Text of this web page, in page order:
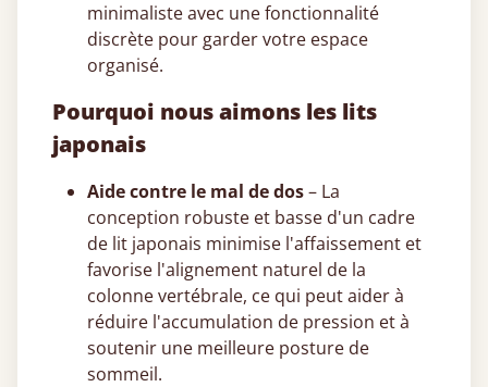
minimaliste avec une fonctionnalité
discrète pour garder votre espace
organisé.
Pourquoi nous aimons les lits
japonais
Aide contre le mal de dos– La
conception robuste et basse d'un cadre
de lit japonais minimise l'affaissement et
favorise l'alignement naturel de la
colonne vertébrale, ce qui peut aider à
réduire l'accumulation de pression et à
soutenir une meilleure posture de
sommeil.